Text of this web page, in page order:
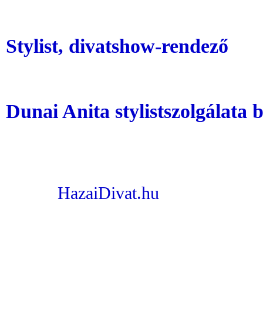
Stylist, divatshow-rendező
Dunai Anita stylistszolgálata
HazaiDivat.hu